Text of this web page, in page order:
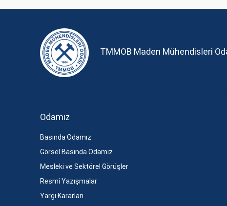
TMMOB Maden Mühendisleri
Odamız
Basında Odamız
Görsel Basında Odamız
Mesleki ve Sektörel Görüşler
Resmi Yazışmalar
Yargı Kararları